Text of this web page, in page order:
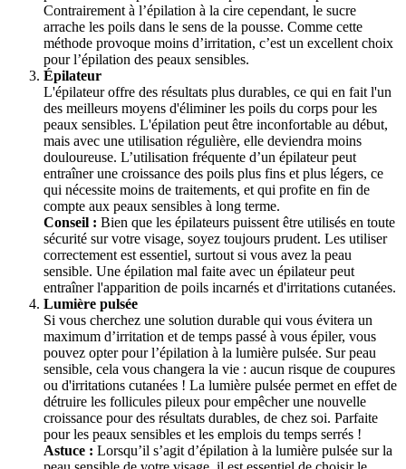
Contrairement à l’épilation à la cire cependant, le sucre
arrache les poils dans le sens de la pousse. Comme cette
méthode provoque moins d’irritation, c’est un excellent choix
pour l’épilation des peaux sensibles.
Épilateur
L'épilateur offre des résultats plus durables, ce qui en fait l'un
des meilleurs moyens d'éliminer les poils du corps pour les
peaux sensibles. L'épilation peut être inconfortable au début,
mais avec une utilisation régulière, elle deviendra moins
douloureuse. L’utilisation fréquente d’un épilateur peut
entraîner une croissance des poils plus fins et plus légers, ce
qui nécessite moins de traitements, et qui profite en fin de
compte aux peaux sensibles à long terme.
Conseil : Bien que les épilateurs puissent être utilisés en toute
sécurité sur votre visage, soyez toujours prudent. Les utiliser
correctement est essentiel, surtout si vous avez la peau
sensible. Une épilation mal faite avec un épilateur peut
entraîner l'apparition de poils incarnés et d'irritations cutanées.
Lumière pulsée
Si vous cherchez une solution durable qui vous évitera un
maximum d’irritation et de temps passé à vous épiler, vous
pouvez opter pour l’épilation à la lumière pulsée. Sur peau
sensible, cela vous changera la vie : aucun risque de coupures
ou d'irritations cutanées ! La lumière pulsée permet en effet de
détruire les follicules pileux pour empêcher une nouvelle
croissance pour des résultats durables, de chez soi. Parfaite
pour les peaux sensibles et les emplois du temps serrés !
Astuce : Lorsqu’il s’agit d’épilation à la lumière pulsée sur la